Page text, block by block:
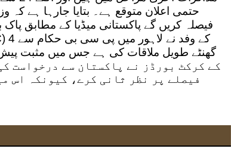
حتمی اعلان متوقع ہے۔ بتایا جارہا ہے
فیصلہ کریں گے پاکستانی میڈیا کے مطابق
گھنٹے طویل ملاقات کی ہے جس میں مثبت
فیصلے پر نظر ثانی کرے، کیونکہ اس